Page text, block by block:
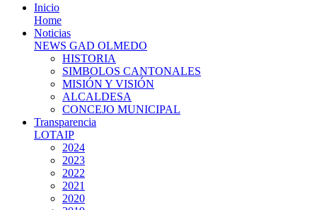
Inicio
Home
Noticias
NEWS GAD OLMEDO
HISTORIA
SIMBOLOS CANTONALES
MISIÓN Y VISIÓN
ALCALDESA
CONCEJO MUNICIPAL
Transparencia
LOTAIP
2024
2023
2022
2021
2020